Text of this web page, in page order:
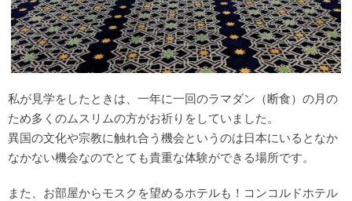
私が見学をしたときは、一年に一回のラマダン（断食）の月の
ため多くのムスリムの方がお祈りをしていました。
異国の文化や宗教に触れ合う機会というのは日本にいるとなか
なかない機会なのでとても貴重な体験ができる場所です。
また、お部屋からモスクを望めるホテルも！コンコルドホテル